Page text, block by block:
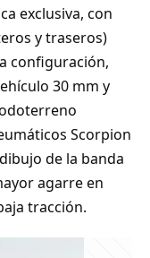
exclusiva, con
y traseros)
configuración,
30 mm y
Scorpion
de la banda
agarre en
tracción.